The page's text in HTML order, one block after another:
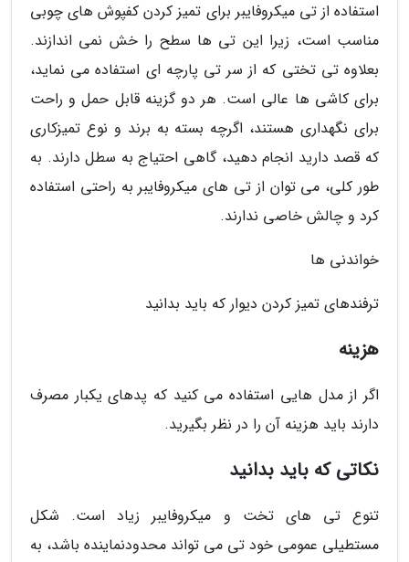
استفاده از تی میکروفایبر برای تمیز کردن کفپوش های چوبی
مناسب است، زیرا این تی ها سطح را خش نمی اندازند.
بعلاوه تی تختی که از سر تی پارچه ای استفاده می نماید،
برای کاشی ها عالی است. هر دو گزینه قابل حمل و راحت
برای نگهداری هستند، اگرچه بسته به برند و نوع تمیزکاری
که قصد دارید انجام دهید، گاهی احتیاج به سطل دارند. به
طور کلی، می توان از تی های میکروفایبر به راحتی استفاده
کرد و چالش خاصی ندارند.
خواندنی ها
ترفندهای تمیز کردن دیوار که باید بدانید
هزینه
اگر از مدل هایی استفاده می کنید که پدهای یکبار مصرف
دارند باید هزینه آن را در نظر بگیرید.
نکاتی که باید بدانید
تنوع تی های تخت و میکروفایبر زیاد است. شکل
مستطیلی عمومی خود تی می تواند محدودنماینده باشد، به